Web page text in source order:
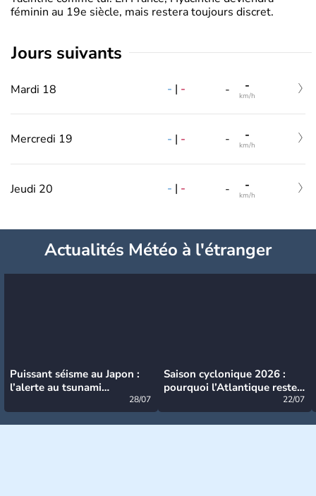
féminin au 19e siècle, mais restera toujours discret.
jours suivants
Mardi 18 - | - - -
km/h
Mercredi 19 - | - - -
km/h
Jeudi 20 - | - - -
km/h
Actualités Météo à l'étranger
Puissant séisme au Japon :
l’alerte au tsunami
28/07
Saison cyclonique 2026 :
pourquoi l’Atlantique reste
22/07